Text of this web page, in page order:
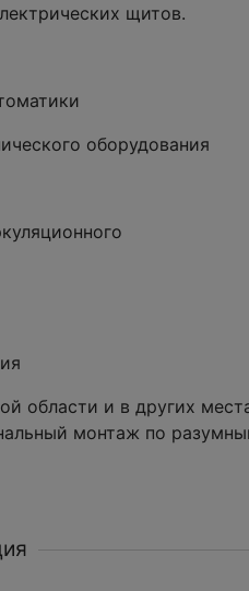
щитов.
оборудования
области и в других
монтаж по